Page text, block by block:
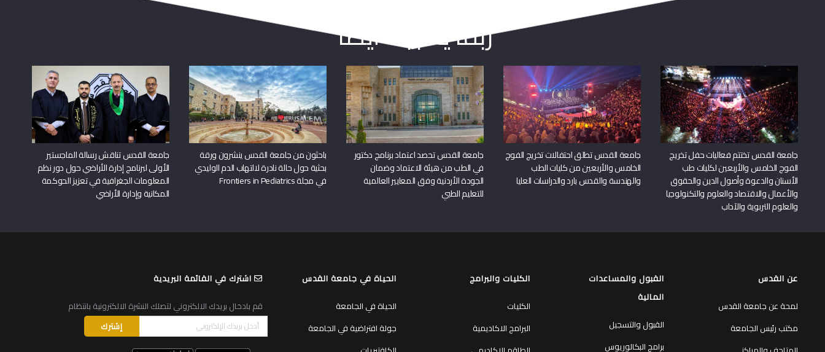
ربما يعجبك أيضا
جامعة القدس تختتم فعاليات حفل تخريج
الفوج الخامس والأربعين لكليات طب
الأسنان والدعوة وأصول الدين والحقوق
والأعمال والاقتصاد والعلوم والتكنولوجيا
والعلوم التربوية والآداب
جامعة القدس تطلق احتفالات تخريج الفوج
الخامس والأربعين من كليات الطب
والهندسة والقدس بارد والدراسات العليا
جامعة القدس تحصد اعتماد برنامج دكتور
في الطب من هيئة الاعتماد وضمان
الجودة الأردنية وفق المعايير العالمية
للتعليم الطبي
باحثون من جامعة القدس ينشرون ورقة
بحثية حول حالة نادرة لالتهاب الدم الوليدي
في مجلة Frontiers in Pediatrics
جامعة القدس تناقش رسالة الماجستير
الأولى لبرنامج إدارة الأراضي حول دور نظم
المعلومات الجغرافية في تعزيز الحوكمة
المكانية وإدارة الأراضي
عن القدس
لمحة عن جامعة القدس
مكتب رئيس الجامعة
القبول والمساعدات
المالية
القبول والتسجيل
برامج البكالوريوس
الكليات والبرامج
الكليات
البرامج الاكاديمية
الحياة في جامعة القدس
الحياة في الجامعة
جولة افتراضية في الجامعة
اشترك في القائمة البريدية
قم بادخال بريدك الالكتروني لتصلك النشرة الالكترونية بانتظام